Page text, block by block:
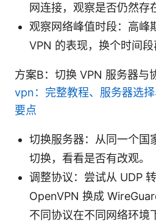
网连接，观察是否仍然存
观察网络峰值时段：高峰
VPN 的表现，换个时间段
方案B：切换 VPN 服务器与
vpn：完整教程、服务器选
要点
切换服务器：从同一个国
切换，看看是否有改观。
调整协议：尝试从 UDP
OpenVPN 换成
不同协议在不同网络环境